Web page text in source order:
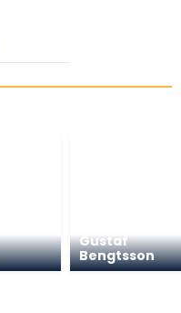
Gustaf
Bengtsson